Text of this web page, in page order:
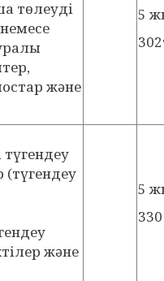
төлеуді
және
5
және
5